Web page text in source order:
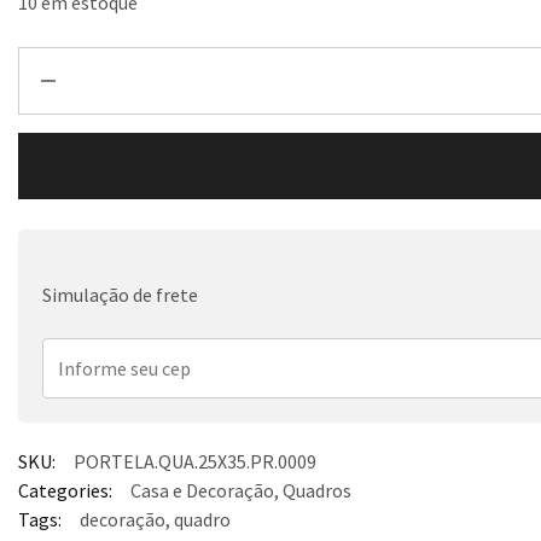
Simulação de frete
SKU:
PORTELA.QUA.25X35.PR.0009
Categories:
Casa e Decoração, Quadros
Tags:
decoração, quadro